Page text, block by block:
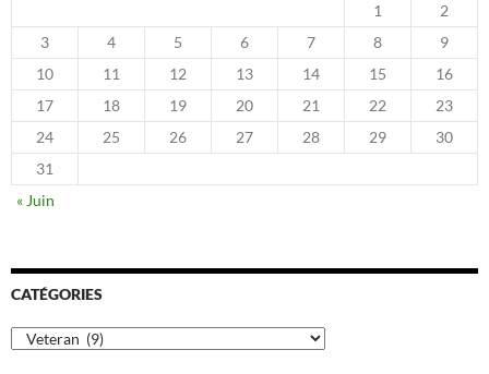
1
2
3
4 5 6 7 8
9
10
11 12 13 14 15
16
17
18 19 20 21 22
23
24
25 26 27 28 29
30
31
« Juin
CATÉGORIES
Catégories